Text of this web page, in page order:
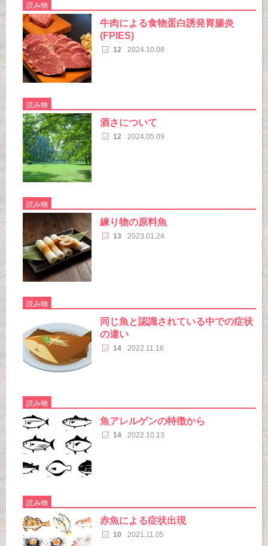
読み物
牛肉による食物蛋白誘発胃腸炎
(FPIES)
12 2024.10.08
読み物
酒さについて
12 2024.05.09
読み物
練り物の原料魚
13 2023.01.24
読み物
同じ魚と認識されている中での症状
の違い
14 2022.11.16
読み物
魚アレルゲンの特徴から
14 2022.10.13
読み物
赤魚による症状出現
10 2021.11.05